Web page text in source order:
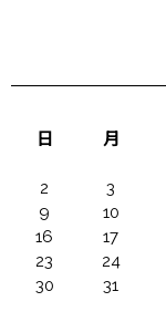
日
月
2
3
9
10
16
17
23
24
30
31